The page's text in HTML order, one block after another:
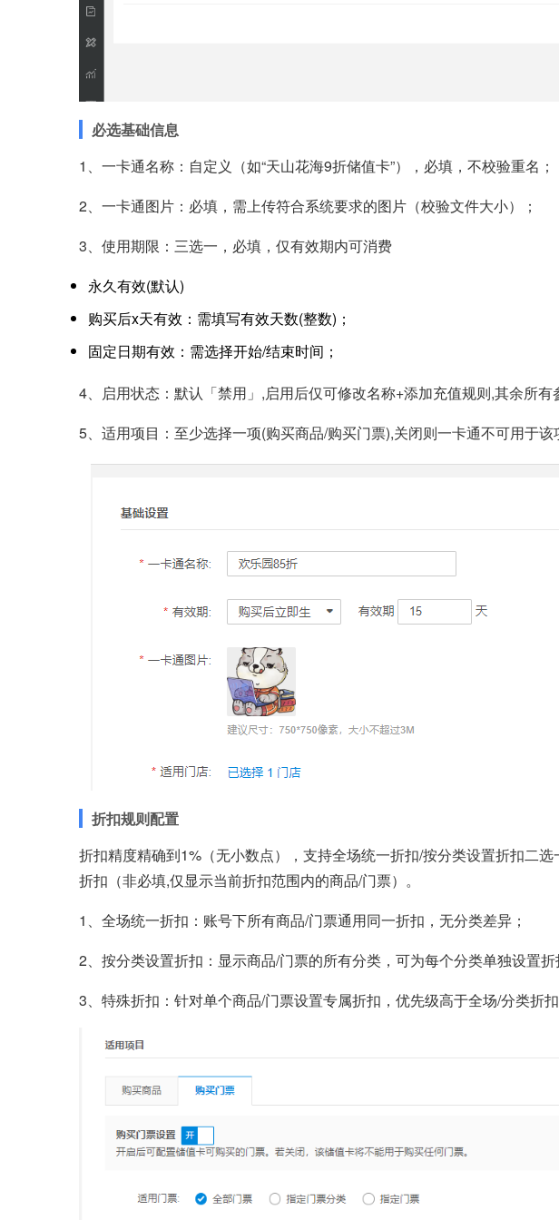
必选基础信息
1、一卡通名称：自定义（如“天山花海9折储值卡”），必填，不校验重名；
2、一卡通图片：必填，需上传符合系统要求的图片（校验文件大小）；
3、使用期限：三选一，必填，仅有效期内可消费
永久有效(默认)
购买后x天有效：需填写有效天数(整数)；
固定日期有效：需选择开始/结束时间；
4、启用状态：默认「禁用」,启用后仅可修改名称+添加充值规则,其余所有
5、适用项目：至少选择一项(购买商品/购买门票),关闭则一卡通不可用于该
折扣规则配置
折扣精度精确到1%（无小数点），支持全场统一折扣/按分类设置折扣二
折扣（非必填,仅显示当前折扣范围内的商品/门票）。
1、全场统一折扣：账号下所有商品/门票通用同一折扣，无分类差异；
2、按分类设置折扣：显示商品/门票的所有分类，可为每个分类单独设置折
3、特殊折扣：针对单个商品/门票设置专属折扣，优先级高于全场/分类折